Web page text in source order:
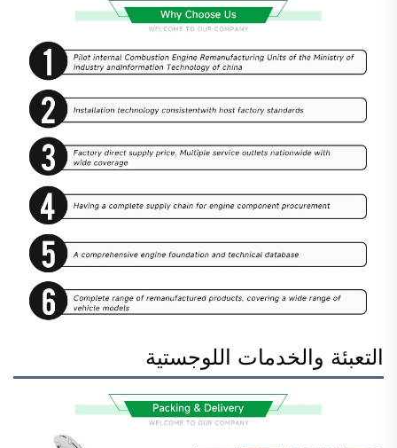
التعبئة والخدمات اللوجستية